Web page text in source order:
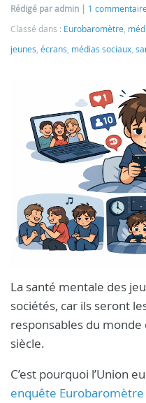
Rédigé par admin
1 commentaire
Classé dans : Eurobaromètre
jeunes écrans médias sociaux
La santé mentale des
sociétés, car ils seront
responsables du
siècle.
C’est pourquoi l’Union
enquête Eurobaromètre